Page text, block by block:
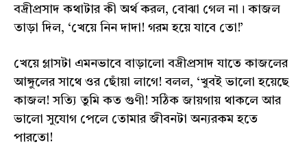
বদ্রীপ্রসাদ কথাটার কী অর্থ করল, বোঝা গেল না। কাজল
তাড়া দিল, ‘খেয়ে নিন দাদা! গরম হয়ে যাবে তো!’
খেয়ে গ্লাসটা এমনভাবে বাড়ালো বদ্রীপ্রসাদ যাতে কাজলের
আঙ্গুলের সাথে ওর ছোঁয়া লাগে! বলল, ‘খুবই ভালো হয়েছে
কাজল! সত্যি তুমি কত গুণী! সঠিক জায়গায় থাকলে আর
ভালো সুযোগ পেলে তোমার জীবনটা অন্যরকম হতে
পারতো!